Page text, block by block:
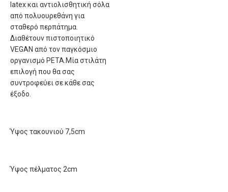
latex και αντιολισθητική σόλα
από πολυουρεθάνη για
σταθερό περπάτημα.
Διαθέτουν πιστοποιητικό
VEGAN από τον παγκόσμιο
οργανισμό PETA.Μία στιλάτη
επιλογή που θα σας
συντροφεύει σε κάθε σας
έξοδο.
Ύψος τακουνιού 7,5cm
Ύψος πέλματος 2cm